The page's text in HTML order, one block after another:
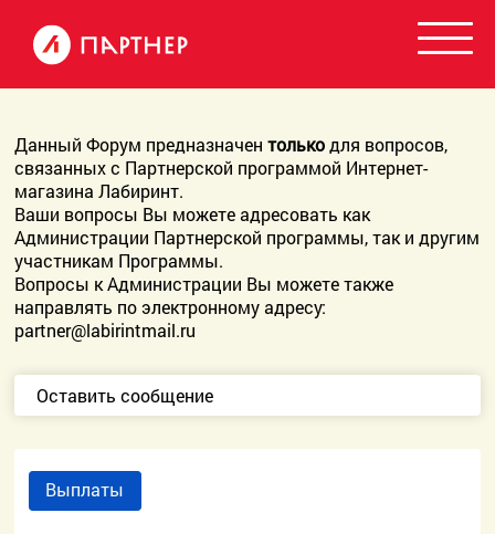
Данный Форум предназначентолькодля вопросов,
связанных с Партнерской программой Интернет-
магазина Лабиринт.
Ваши вопросы Вы можете адресовать как
Администрации Партнерской программы, так и другим
участникам Программы.
Вопросы к Администрации Вы можете также
направлять по электронному адресу:
partner@labirintmail.ru
Оставить сообщение
Выплаты